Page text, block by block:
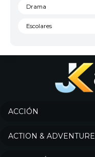
Drama
Escolares
ACCIÓN
ACTION & ADVENTURE